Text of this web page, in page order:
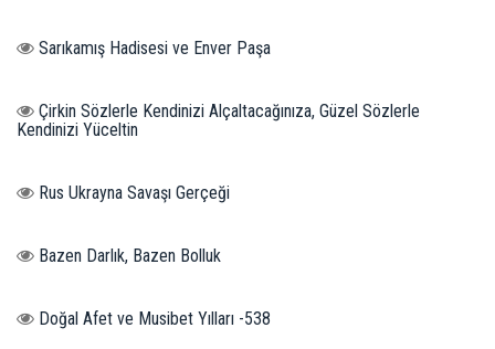
Sarıkamış Hadisesi ve Enver Paşa
Çirkin Sözlerle Kendinizi Alçaltacağınıza, Güzel Sözlerle
Kendinizi Yüceltin
Rus Ukrayna Savaşı Gerçeği
Bazen Darlık, Bazen Bolluk
Doğal Afet ve Musibet Yılları -538